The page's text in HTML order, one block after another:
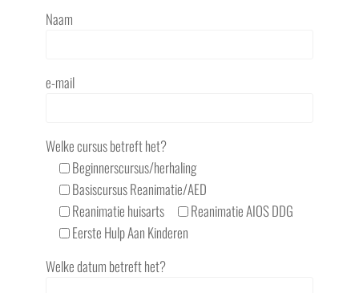
Naam
e-mail
Welke cursus betreft het?
Beginnerscursus/herhaling
Basiscursus Reanimatie/AED
Reanimatie huisarts
Reanimatie AIOS DDG
Eerste Hulp Aan Kinderen
Welke datum betreft het?